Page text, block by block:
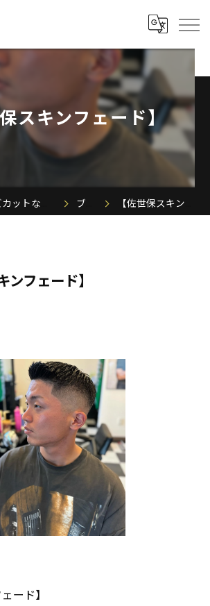
スキンフェード】
ブログ 【佐世保スキンフェード】
ンフェード】
ード】